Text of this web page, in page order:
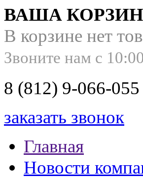
ВАША
В корзине нет
Звоните нам с
8 (812) 9-066-055
заказать звонок
Главная
Новости